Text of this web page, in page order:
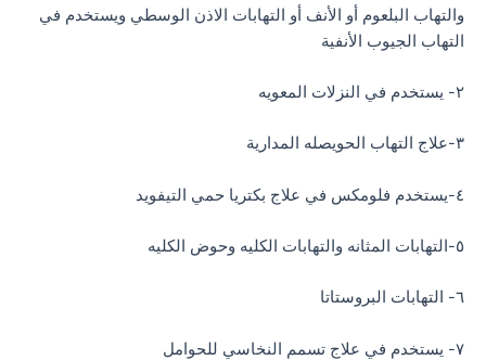
والتهاب البلعوم أو الأنف أو التهابات الاذن الوسطي ويستخدم في
التهاب الجيوب الأنفية
٢- يستخدم في النزلات المعويه
٣-علاج التهاب الحويصله المدارية
٤-يستخدم فلومكس في علاج بكتريا حمي التيفويد
٥-التهابات المثانه والتهابات الكليه وحوض الكليه
٦- التهابات البروستاتا
٧- يستخدم في علاج تسمم النخاسي للحوامل